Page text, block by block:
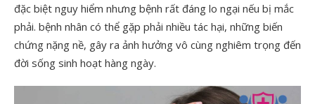
đặc biệt nguy hiểm nhưng bệnh rất đáng lo ngại nếu bị mắc
phải. bệnh nhân có thể gặp phải nhiều tác hại, những biến
chứng nặng nề, gây ra ảnh hưởng vô cùng nghiêm trọng đến
đời sống sinh hoạt hàng ngày.